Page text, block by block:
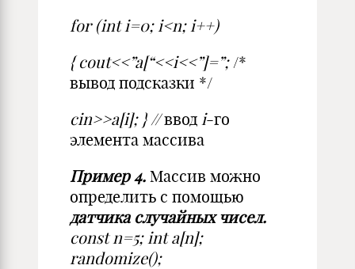
for (int i=0; i<n; i++)
{ cout<<”a[“<<i<<”]=”;/*
вывод подсказки */
cin>>a[i]; } //ввод i-го
элемента массива
Пример 4. Массив можно
определить с помощью
датчика случайных чисел.
const n=5; int a[n];
randomize();